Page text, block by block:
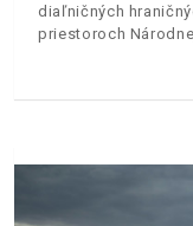
diaľničných
priestoroch